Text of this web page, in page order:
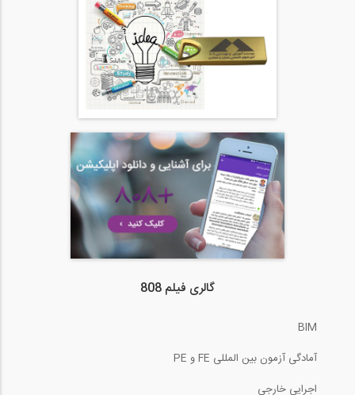
گالری فیلم 808
BIM
آمادگی آزمون بین المللی FE و PE
اجرایی خارجی